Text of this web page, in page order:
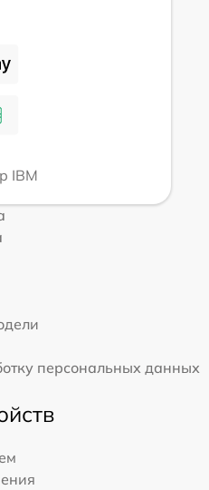
IBM
персональных данных